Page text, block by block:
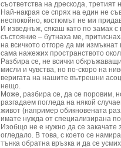
съответства на дрескода, третият
Най-накрая се спрях на един не
неспокойно, костюмът не ми
И изведнъж, сякаш като по замах
състояние – бутнаха ме,
на всичкото отгоре да ми
сама нажежих пространството
Разбира се, не всички
мисли и чувства, но по-скоро на
веригата на нашите вътрешни
нещо.
Може, разбира се, да се поровим,
разгадаем погледа на някой
живот (например обикновената
имате нужда от специализирана
Изобщо не е нужно да се закачате
огледало. В това, с което се
тънка обратна връзка и да се